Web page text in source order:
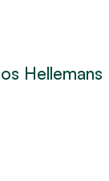
Hellemans